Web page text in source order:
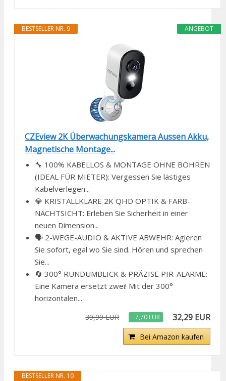
ANGEBOT
BESTSELLER NR. 9
CZEview 2K Überwachungskamera Aussen Akku,
Magnetische Montage...
🔧 100% KABELLOS & MONTAGE OHNE BOHREN
(IDEAL FÜR MIETER): Vergessen Sie lästiges
Kabelverlegen...
💎 KRISTALLKLARE 2K QHD OPTIK & FARB-
NACHTSICHT: Erleben Sie Sicherheit in einer
neuen Dimension...
🗣️ 2-WEGE-AUDIO & AKTIVE ABWEHR: Agieren
Sie sofort, egal wo Sie sind. Hören und sprechen
Sie...
🔄 300° RUNDUMBLICK & PRÄZISE PIR-ALARME:
Eine Kamera ersetzt zwei! Mit der 300°
horizontalen...
39,99 EUR −7,70 EUR 32,29 EUR
Bei Amazon kaufen
BESTSELLER NR. 10